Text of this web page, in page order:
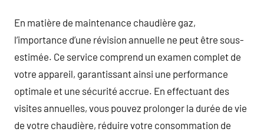
En matière de maintenance chaudière gaz,
l’importance d’une révision annuelle ne peut être sous-
estimée. Ce service comprend un examen complet de
votre appareil, garantissant ainsi une performance
optimale et une sécurité accrue. En effectuant des
visites annuelles, vous pouvez prolonger la durée de vie
de votre chaudière, réduire votre consommation de